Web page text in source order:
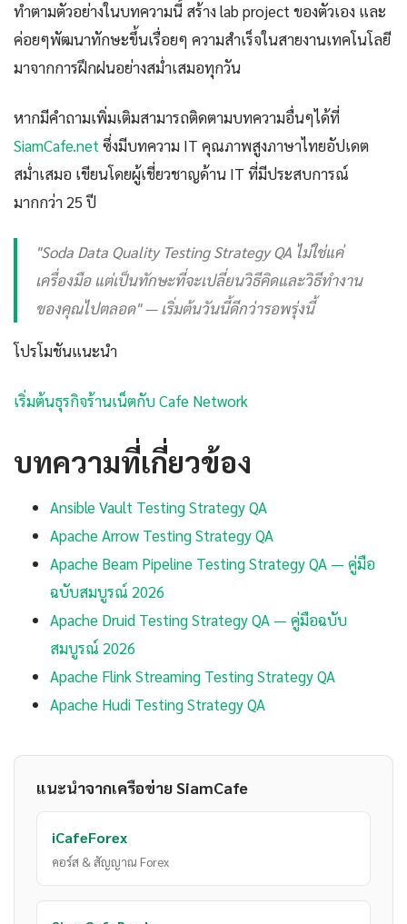
ทำตามตัวอย่างในบทความนี้ สร้าง lab project ของตัวเอง และ
ค่อยๆพัฒนาทักษะขึ้นเรื่อยๆ ความสำเร็จในสายงานเทคโนโลยี
มาจากการฝึกฝนอย่างสม่ำเสมอทุกวัน
หากมีคำถามเพิ่มเติมสามารถติดตามบทความอื่นๆได้ที่
SiamCafe.net ซึ่งมีบทความ IT คุณภาพสูงภาษาไทยอัปเดต
สม่ำเสมอ เขียนโดยผู้เชี่ยวชาญด้าน IT ที่มีประสบการณ์
มากกว่า 25 ปี
"Soda Data Quality Testing Strategy QA ไม่ใช่แค่
เครื่องมือ แต่เป็นทักษะที่จะเปลี่ยนวิธีคิดและวิธีทำงาน
ของคุณไปตลอด" — เริ่มต้นวันนี้ดีกว่ารอพรุ่งนี้
โปรโมชันแนะนำ
เริ่มต้นธุรกิจร้านเน็ตกับ Cafe Network
บทความที่เกี่ยวข้อง
Ansible Vault Testing Strategy QA
Apache Arrow Testing Strategy QA
Apache Beam Pipeline Testing Strategy QA — คู่มือ
ฉบับสมบูรณ์ 2026
Apache Druid Testing Strategy QA — คู่มือฉบับ
สมบูรณ์ 2026
Apache Flink Streaming Testing Strategy QA
Apache Hudi Testing Strategy QA
แนะนำจากเครือข่าย SiamCafe
iCafeForex
คอร์ส & สัญญาณ Forex